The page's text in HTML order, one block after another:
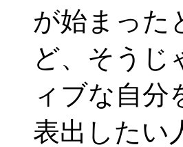
が始まった
ど、そうじ
ィブな自分
表出したい